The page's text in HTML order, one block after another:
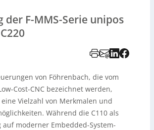
der F-MMS-Serie unipos
von Föhrenbach, die vom
Cost-CNC bezeichnet werden,
Vielzahl von Merkmalen und
Während die C110 als
auf moderner Embedded-System-